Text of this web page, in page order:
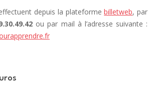
depuis la plateformebilletweb, par
ou par mail à l’adresse suivante :